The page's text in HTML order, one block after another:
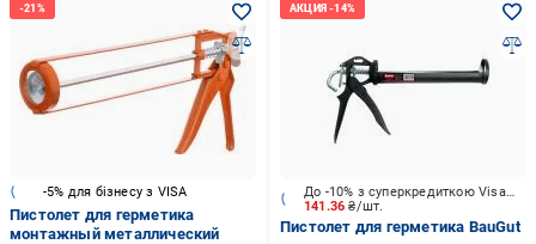
-5% для бізнесу з VISA
Пистолет для герметика
монтажный металлический
141.36₴/шт.
До -10% з суперкредиткою Visa Вигода
Пистолет для герметика BauGut